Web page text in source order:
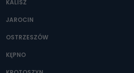
Można to zrobić pod numerem telefonu
KALISZ
JAROCIN
OSTRZESZÓW
KĘPNO